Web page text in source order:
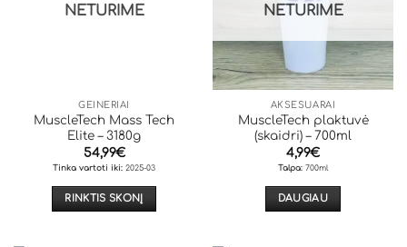
may
product
page
NETURIME
GEINERIAI
MuscleTech Mass Tech
Elite – 3180g
54,99€
Tinka vartoti iki: 2025-03
RINKTIS SKONĮ
NETURIME
AKSESUARAI
MuscleTech plaktuvė
(skaidri) – 700ml
4,99€
Talpa: 700ml
DAUGIAU